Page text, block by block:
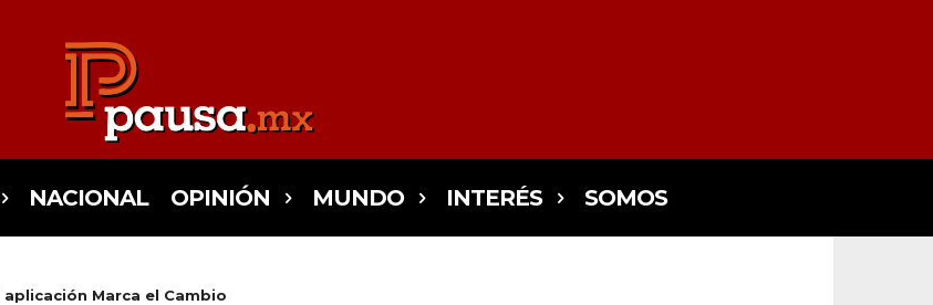
NACIONAL OPINIÓN MUNDO INTERÉS SOMOS
Marca el Cambio